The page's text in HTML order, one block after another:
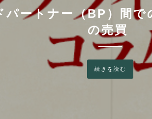
ア・モットーラさん
達成
続きを読む